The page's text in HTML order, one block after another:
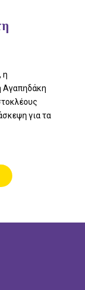
η
Αγαπηδάκη
για τα